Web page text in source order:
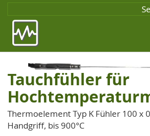
Ende
der
Bildgalerie
springen
Zum
Anfang
der
Bildgalerie
springen
Tauchfühler für
Thermoelement Typ K Fühler 100 x
Handgriff, bis 900°C